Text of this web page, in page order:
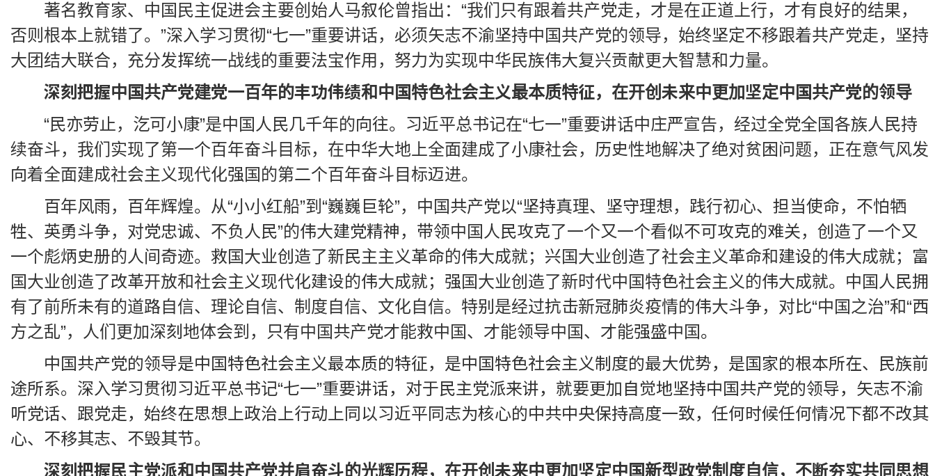
著名教育家、中国民主促进会主要创始人马叙伦曾指出：“我们只有跟着共产党走，才是在正道上行，才有良好的结果，
否则根本上就错了。”深入学习贯彻“七一”重要讲话，必须矢志不渝坚持中国共产党的领导，始终坚定不移跟着共产党走，坚持
大团结大联合，充分发挥统一战线的重要法宝作用，努力为实现中华民族伟大复兴贡献更大智慧和力量。
深刻把握中国共产党建党一百年的丰功伟绩和中国特色社会主义最本质特征，在开创未来中更加坚定中国共产党的领导
“民亦劳止，汔可小康”是中国人民几千年的向往。习近平总书记在“七一”重要讲话中庄严宣告，经过全党全国各族人民持
续奋斗，我们实现了第一个百年奋斗目标，在中华大地上全面建成了小康社会，历史性地解决了绝对贫困问题，正在意气风发
向着全面建成社会主义现代化强国的第二个百年奋斗目标迈进。
百年风雨，百年辉煌。从“小小红船”到“巍巍巨轮”，中国共产党以“坚持真理、坚守理想，践行初心、担当使命，不怕牺
牲、英勇斗争，对党忠诚、不负人民”的伟大建党精神，带领中国人民攻克了一个又一个看似不可攻克的难关，创造了一个又
一个彪炳史册的人间奇迹。救国大业创造了新民主主义革命的伟大成就；兴国大业创造了社会主义革命和建设的伟大成就；富
国大业创造了改革开放和社会主义现代化建设的伟大成就；强国大业创造了新时代中国特色社会主义的伟大成就。中国人民拥
有了前所未有的道路自信、理论自信、制度自信、文化自信。特别是经过抗击新冠肺炎疫情的伟大斗争，对比“中国之治”和“西
方之乱”，人们更加深刻地体会到，只有中国共产党才能救中国、才能领导中国、才能强盛中国。
中国共产党的领导是中国特色社会主义最本质的特征，是中国特色社会主义制度的最大优势，是国家的根本所在、民族前
途所系。深入学习贯彻习近平总书记“七一”重要讲话，对于民主党派来讲，就要更加自觉地坚持中国共产党的领导，矢志不渝
听党话、跟党走，始终在思想上政治上行动上同以习近平同志为核心的中共中央保持高度一致，任何时候任何情况下都不改其
心、不移其志、不毁其节。
深刻把握民主党派和中国共产党并肩奋斗的光辉历程，在开创未来中更加坚定中国新型政党制度自信，不断夯实共同思想